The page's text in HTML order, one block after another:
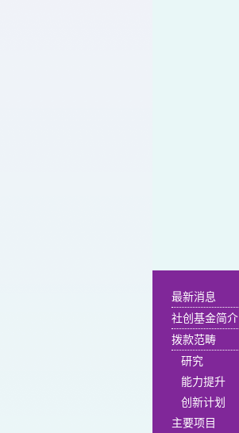
最新消息
社创基金简介
拨款范畴
研究
能力提升
创新计划
主要项目